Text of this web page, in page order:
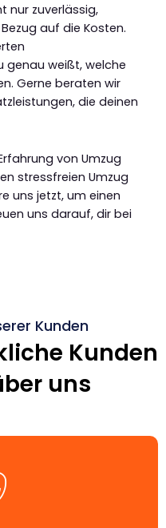
nur zuverlässig,
auf die Kosten.
genau weißt, welche
Gerne beraten wir
die deinen
von Umzug
stressfreien Umzug
uns jetzt, um einen
uns darauf, dir bei
Kunden
Kunden
uns